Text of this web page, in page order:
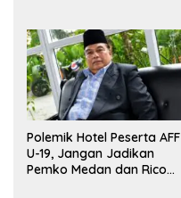
Polemik Hotel Peserta AFF
U-19, Jangan Jadikan
Pemko Medan dan Rico